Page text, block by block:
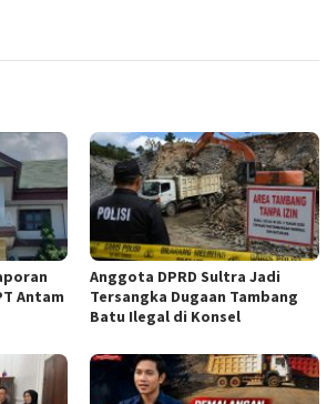
Antam
Anggota DPRD Sultra Jadi
Tersangka Dugaan Tambang
Batu Ilegal di Konsel